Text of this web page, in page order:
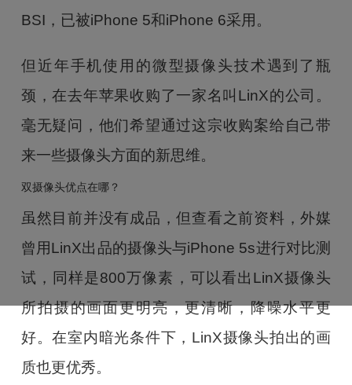
BSI，已被iPhone 5和iPhone 6采用。
但近年手机使用的微型摄像头技术遇到了瓶
颈，在去年苹果收购了一家名叫LinX的公司。
毫无疑问，他们希望通过这宗收购案给自己带
来一些摄像头方面的新思维。
双摄像头优点在哪？
虽然目前并没有成品，但查看之前资料，外媒
曾用LinX出品的摄像头与iPhone 5s进行对比测
试，同样是800万像素，可以看出LinX摄像头
所拍摄的画面更明亮，更清晰，降噪水平更
好。在室内暗光条件下，LinX摄像头拍出的画
质也更优秀。